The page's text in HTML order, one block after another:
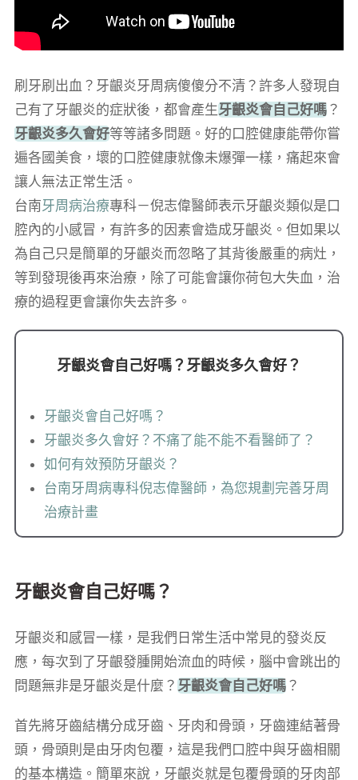
刷牙刷出血？牙齦炎牙周病傻傻分不清？許多人發現自
己有了牙齦炎的症狀後，都會產生牙齦炎會自己好嗎？
牙齦炎多久會好等等諸多問題。好的口腔健康能帶你嘗
遍各國美食，壞的口腔健康就像未爆彈一樣，痛起來會
讓人無法正常生活。
台南牙周病治療專科－倪志偉醫師表示牙齦炎類似是口
腔內的小感冒，有許多的因素會造成牙齦炎。但如果以
為自己只是簡單的牙齦炎而忽略了其背後嚴重的病灶，
等到發現後再來治療，除了可能會讓你荷包大失血，治
療的過程更會讓你失去許多。
牙齦炎會自己好嗎？牙齦炎多久會好？
牙齦炎會自己好嗎？
牙齦炎多久會好？不痛了能不能不看醫師了？
如何有效預防牙齦炎？
台南牙周病專科倪志偉醫師，為您規劃完善牙周
治療計畫
牙齦炎會自己好嗎？
牙齦炎和感冒一樣，是我們日常生活中常見的發炎反
應，每次到了牙齦發腫開始流血的時候，腦中會跳出的
問題無非是牙齦炎是什麼？ 牙齦炎會自己好嗎？
首先將牙齒結構分成牙齒、牙肉和骨頭，牙齒連結著骨
頭，骨頭則是由牙肉包覆，這是我們口腔中與牙齒相關
的基本構造。簡單來說，牙齦炎就是包覆骨頭的牙肉部